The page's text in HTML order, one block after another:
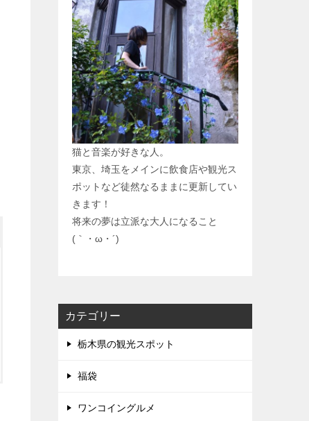
猫と音楽が好きな人。
東京、埼玉をメインに飲食店や観光ス
ポットなど徒然なるままに更新してい
きます！
将来の夢は立派な大人になること
(｀・ω・´)
カテゴリー
栃木県の観光スポット
福袋
ワンコイングルメ